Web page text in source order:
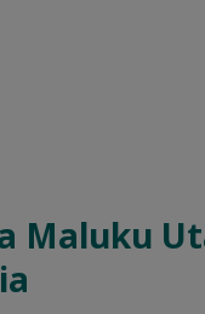
Maluku